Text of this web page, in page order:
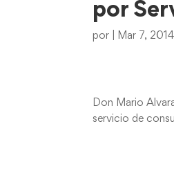
por
por Mar 7, 2014
Don Mario
servicio de